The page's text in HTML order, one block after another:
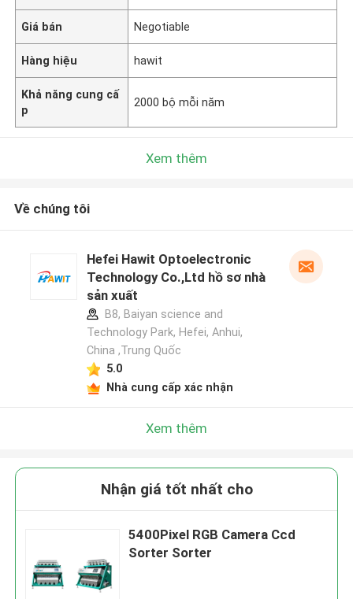
Giá bán Negotiable
Hàng hiệu hawit
Khả năng cung cấ
p
2000 bộ mỗi năm
Xem thêm
Về chúng tôi
Hefei Hawit Optoelectronic
Technology Co.,Ltd hồ sơ nhà
sản xuất
B8, Baiyan science and
Technology Park, Hefei, Anhui,
China ,Trung Quốc
5.0
Nhà cung cấp xác nhận
Xem thêm
Nhận giá tốt nhất cho
5400Pixel RGB Camera Ccd
Sorter Sorter